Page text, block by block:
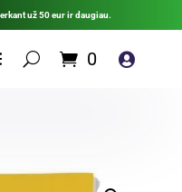
už 50 eur ir daugiau.
0 